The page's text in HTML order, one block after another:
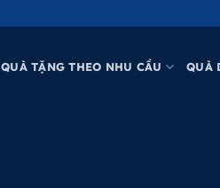
QUÀ TẶNG THEO NHU CẦU QUÀ